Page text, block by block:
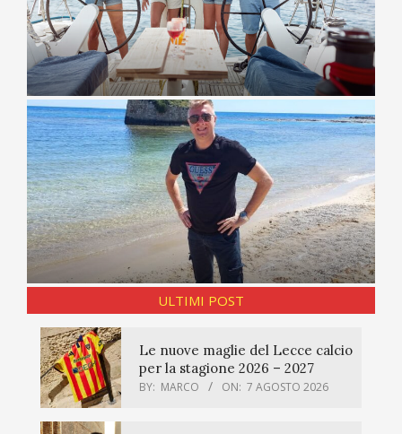
ULTIMI POST
Le nuove maglie del Lecce calcio
per la stagione 2026 – 2027
BY: MARCO ON: 7 AGOSTO 2026